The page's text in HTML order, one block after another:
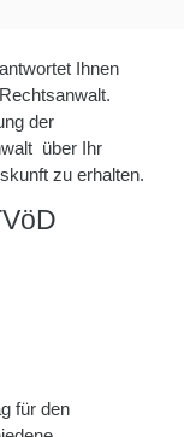
Ihnen
der
über Ihr
zu erhalten.
für den